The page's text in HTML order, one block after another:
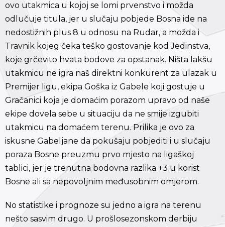
ovo utakmica u kojoj se lomi prvenstvo i možda
odlučuje titula, jer u slučaju pobjede Bosna ide na
nedostižnih plus 8 u odnosu na Rudar, a možda i
Travnik kojeg čeka teško gostovanje kod Jedinstva,
koje grčevito hvata bodove za opstanak. Ništa lakšu
utakmicu ne igra naš direktni konkurent za ulazak u
Premijer ligu, ekipa Goška iz Gabele koji gostuje u
Gračanici koja je domaćim porazom upravo od naše
ekipe dovela sebe u situaciju da ne smije izgubiti
utakmicu na domaćem terenu. Prilika je ovo za
iskusne Gabeljane da pokušaju pobjediti i u slučaju
poraza Bosne preuzmu prvo mjesto na ligaškoj
tablici, jer je trenutna bodovna razlika +3 u korist
Bosne ali sa nepovoljnim međusobnim omjerom.
No statistike i prognoze su jedno a igra na terenu
nešto sasvim drugo. U prošlosezonskom derbiju